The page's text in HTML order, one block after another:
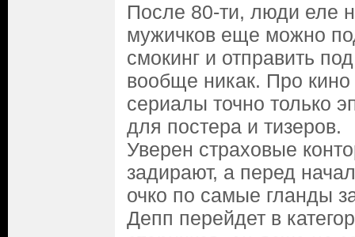
После 80-ти, люди еле
мужичков еще можно
смокинг и отправить
вообще никак. Про
сериалы точно только
для постера и тизеров.
Уверен страховые
задирают, а перед
очко по самые гланды
Депп перейдет в